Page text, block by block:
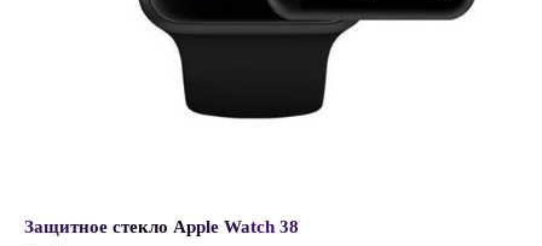
Защитное стекло Apple Watch 38